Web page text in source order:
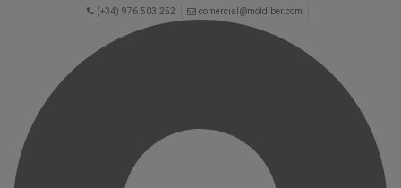
(+34) 976 503 252 comercial@moldiber.com